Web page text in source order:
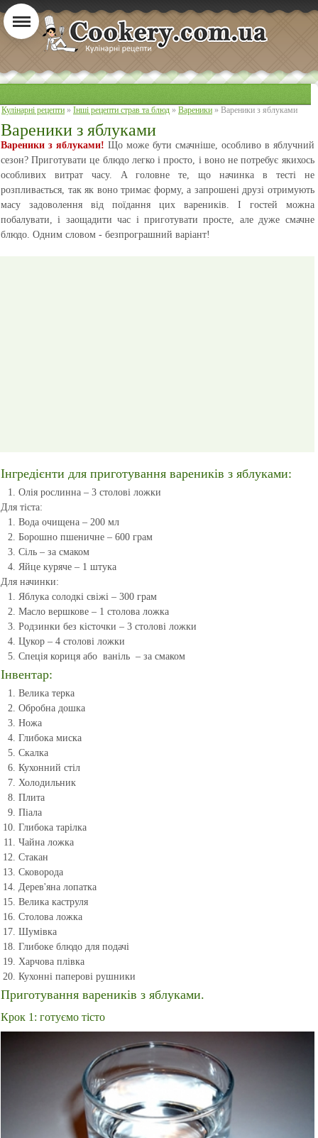
Кулінарні рецепти » Інші рецепти страв та блюд » Вареники » Вареники з яблуками
Вареники з яблуками
Вареники з яблуками! Що може бути смачніше, особливо в яблучний
сезон? Приготувати це блюдо легко і просто, і воно не потребує якихось
особливих витрат часу. А головне те, що начинка в тесті не
розпливається, так як воно тримає форму, а запрошені друзі отримують
масу задоволення від поїдання цих вареників. І гостей можна
побалувати, і заощадити час і приготувати просте, але дуже смачне
блюдо. Одним словом - безпрограшний варіант!
Інгредієнти для приготування вареників з яблуками:
Олія рослинна – 3 столові ложки
Для тіста:
Вода очищена – 200 мл
Борошно пшеничне – 600 грам
Сіль – за смаком
Яйце куряче – 1 штука
Для начинки:
Яблука солодкі свіжі – 300 грам
Масло вершкове – 1 столова ложка
Родзинки без кісточки – 3 столові ложки
Цукор – 4 столові ложки
Спеція кориця або ваніль – за смаком
Інвентар:
Велика терка
Обробна дошка
Ножа
Глибока миска
Скалка
Кухонний стіл
Холодильник
Плита
Піала
Глибока тарілка
Чайна ложка
Стакан
Сковорода
Дерев'яна лопатка
Велика каструля
Столова ложка
Шумівка
Глибоке блюдо для подачі
Харчова плівка
Кухонні паперові рушники
Приготування вареників з яблуками.
Крок 1: готуємо тісто